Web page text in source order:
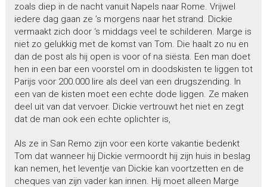
zoals diep in de nacht vanuit Napels naar Rome. Vrijwel
iedere dag gaan ze ’s morgens naar het strand. Dickie
vermaakt zich door ‘s middags veel te schilderen. Marge is
niet zo gelukkig met de komst van Tom. Die haalt zo nu en
dan de post als hij open is voor of na siësta. Een man doet
hen in een bar een voorstel om in doodskisten te liggen tot
Parijs voor 200.000 lire als deel van een drugszending. In
een van de kisten moet een echte dode liggen. Ze maken
deel uit van dat vervoer. Dickie vertrouwt het niet en zegt
dat de man ook een echte oplichter is,
Als ze in San Remo zijn voor een korte vakantie bedenkt
Tom dat wanneer hij Dickie vermoordt hij zijn huis in beslag
kan nemen, het leventje van Dickie kan voortzetten en de
cheques van zijn vader kan innen. Hij moet alleen Marge